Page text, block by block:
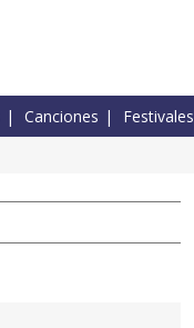
Canciones Festivales